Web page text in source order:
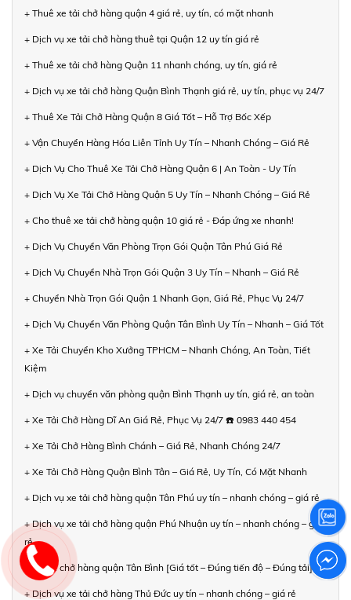
+ Thuê xe tải chở hàng quận 4 giá rẻ, uy tín, có mặt nhanh
+ Dịch vụ xe tải chở hàng thuê tại Quận 12 uy tín giá rẻ
+ Thuê xe tải chở hàng Quận 11 nhanh chóng, uy tín, giá rẻ
+ Dịch vụ xe tải chở hàng Quận Bình Thạnh giá rẻ, uy tín, phục vụ 24/7
+ Thuê Xe Tải Chở Hàng Quận 8 Giá Tốt – Hỗ Trợ Bốc Xếp
+ Vận Chuyển Hàng Hóa Liên Tỉnh Uy Tín – Nhanh Chóng – Giá Rẻ
+ Dịch Vụ Cho Thuê Xe Tải Chở Hàng Quận 6 | An Toàn - Uy Tín
+ Dịch Vụ Xe Tải Chở Hàng Quận 5 Uy Tín – Nhanh Chóng – Giá Rẻ
+ Cho thuê xe tải chở hàng quận 10 giá rẻ - Đáp ứng xe nhanh!
+ Dịch Vụ Chuyển Văn Phòng Trọn Gói Quận Tân Phú Giá Rẻ
+ Dịch Vụ Chuyển Nhà Trọn Gói Quận 3 Uy Tín – Nhanh – Giá Rẻ
+ Chuyển Nhà Trọn Gói Quận 1 Nhanh Gọn, Giá Rẻ, Phục Vụ 24/7
+ Dịch Vụ Chuyển Văn Phòng Quận Tân Bình Uy Tín – Nhanh – Giá Tốt
+ Xe Tải Chuyển Kho Xưởng TPHCM – Nhanh Chóng, An Toàn, Tiết
Kiệm
+ Dịch vụ chuyển văn phòng quận Bình Thạnh uy tín, giá rẻ, an toàn
+ Xe Tải Chở Hàng Dĩ An Giá Rẻ, Phục Vụ 24/7 ☎️ 0983 440 454
+ Xe Tải Chở Hàng Bình Chánh – Giá Rẻ, Nhanh Chóng 24/7
+ Xe Tải Chở Hàng Quận Bình Tân – Giá Rẻ, Uy Tín, Có Mặt Nhanh
+ Dịch vụ xe tải chở hàng quận Tân Phú uy tín – nhanh chóng – giá rẻ
+ Dịch vụ xe tải chở hàng quận Phú Nhuận uy tín – nhanh chóng – giá
rẻ
+ Xe tải chở hàng quận Tân Bình [Giá tốt – Đúng tiến độ – Đúng tải]
+ Dịch vụ xe tải chở hàng Thủ Đức uy tín – nhanh chóng – giá rẻ